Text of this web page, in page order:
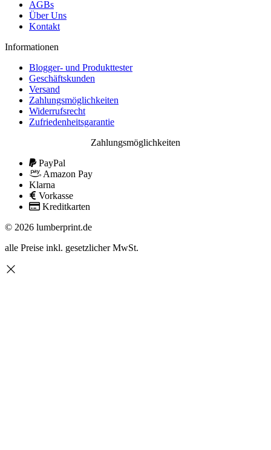
AGBs
Über Uns
Kontakt
Informationen
Blogger- und Produkttester
Geschäftskunden
Versand
Zahlungsmöglichkeiten
Widerrufsrecht
Zufriedenheitsgarantie
Zahlungsmöglichkeiten
PayPal
Amazon Pay
Klarna
Vorkasse
Kreditkarten
© 2026 lumberprint.de
alle Preise inkl. gesetzlicher MwSt.